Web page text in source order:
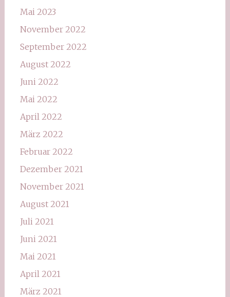
Mai 2023
November 2022
September 2022
August 2022
Juni 2022
Mai 2022
April 2022
März 2022
Februar 2022
Dezember 2021
November 2021
August 2021
Juli 2021
Juni 2021
Mai 2021
April 2021
März 2021